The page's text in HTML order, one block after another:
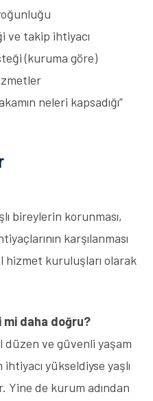
ve takip ihtiyacı
(kuruma göre)
neleri kapsadığı”
bireylerin korunması,
karşılanması
hizmet kuruluşları olarak
mi daha doğru?
düzen ve güvenli yaşam
yükseldiyse yaşlı
Yine de kurum adından